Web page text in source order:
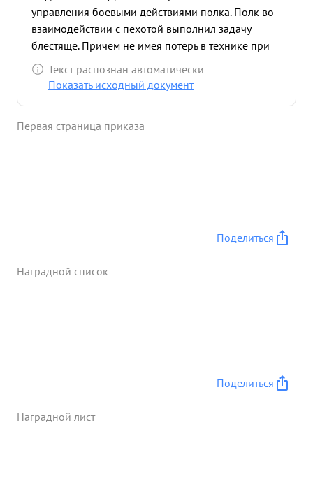
управления боевыми действиями полка. Полк во
взаимодействии с пехотой выполнил задачу
блестяще. Причем не имея потерь в технике при
незначительных потерях в людях. Тов. ДВОРКИН в
боевой обстановке ведет себя смело и
заслуживает кваснов с награждения
Текст распознан автоматически
Показать исходный документ
Первая страница приказа
Поделиться
Наградной список
Поделиться
Наградной лист